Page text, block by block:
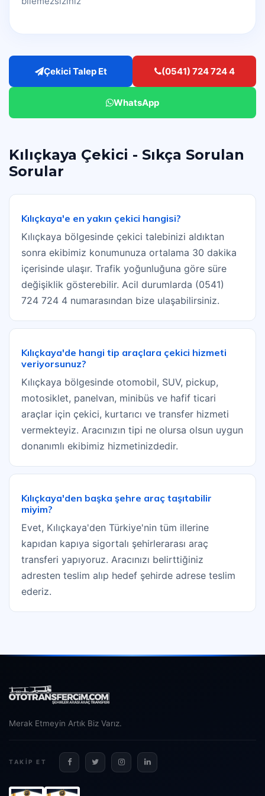
Çekici Talep Et (0541) 724 724 4
WhatsApp
Kılıçkaya Çekici - Sıkça Sorulan
Sorular
Kılıçkaya'e en yakın çekici hangisi?
Kılıçkaya bölgesinde çekici talebinizi aldıktan
sonra ekibimiz konumunuza ortalama 30 dakika
içerisinde ulaşır. Trafik yoğunluğuna göre süre
değişiklik gösterebilir. Acil durumlarda (0541)
724 724 4 numarasından bize ulaşabilirsiniz.
Kılıçkaya'de hangi tip araçlara çekici hizmeti
veriyorsunuz?
Kılıçkaya bölgesinde otomobil, SUV, pickup,
motosiklet, panelvan, minibüs ve hafif ticari
araçlar için çekici, kurtarıcı ve transfer hizmeti
vermekteyiz. Aracınızın tipi ne olursa olsun uygun
donanımlı ekibimiz hizmetinizdedir.
Kılıçkaya'den başka şehre araç taşıtabilir
miyim?
Evet, Kılıçkaya'den Türkiye'nin tüm illerine
kapıdan kapıya sigortalı şehirlerarası araç
transferi yapıyoruz. Aracınızı belirttiğiniz
adresten teslim alıp hedef şehirde adrese teslim
ederiz.
Merak Etmeyin Artık Biz Varız.
TAKIP ET